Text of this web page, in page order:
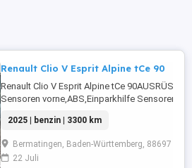
Renault Clio V Esprit Alpine tCe 90
Renault Clio V Esprit Alpine tCe
Sensoren vorne,ABS,Einparkhilfe Sensoren
Lenkrad,Radio,DAB-Radio,Servolenkung,LED-
Scheinwerfer,Elektrische Fensterheber,LED-
2025 | benzin | 3300 km
Bermatingen, Baden-Württemberg, 88697
22 Juli